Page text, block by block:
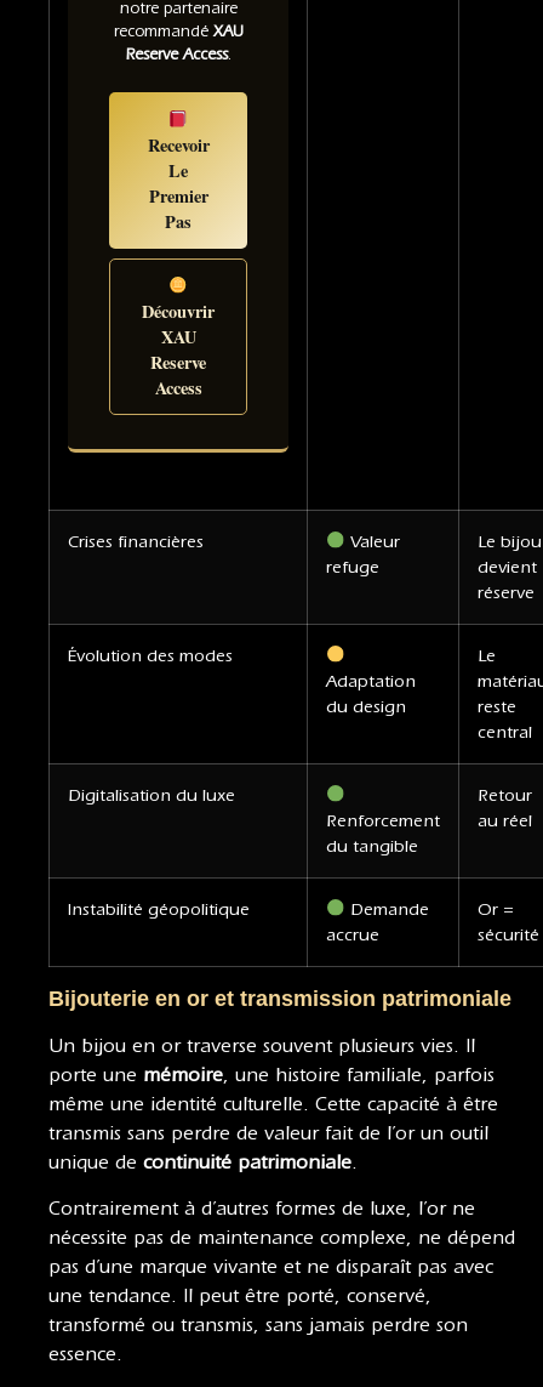
notre partenaire
recommandé XAU
Reserve Access.
Recevoir
Le
Premier
Pas
Découvrir
XAU
Reserve
Access
Crises financières
Valeur
refuge
Le bijou
devient
réserve
Évolution des modes
Adaptation
du design
Le
reste
central
Digitalisation du luxe
Renforcement
du tangible
Retour
au réel
Instabilité géopolitique
Demande
accrue
Or =
sécurité
Bijouterie en or et transmission patrimoniale
Un bijou en or traverse souvent plusieurs vies. Il
porte une mémoire, une histoire familiale, parfois
même une identité culturelle. Cette capacité à être
transmis sans perdre de valeur fait de l’or un outil
unique de continuité patrimoniale.
Contrairement à d’autres formes de luxe, l’or ne
nécessite pas de maintenance complexe, ne dépend
pas d’une marque vivante et ne disparaît pas avec
une tendance. Il peut être porté, conservé,
transformé ou transmis, sans jamais perdre son
essence.